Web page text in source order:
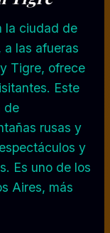
la ciudad de
las afueras
Tigre, ofrece
Este
de
rusas y
y
Es uno de los
Aires, más